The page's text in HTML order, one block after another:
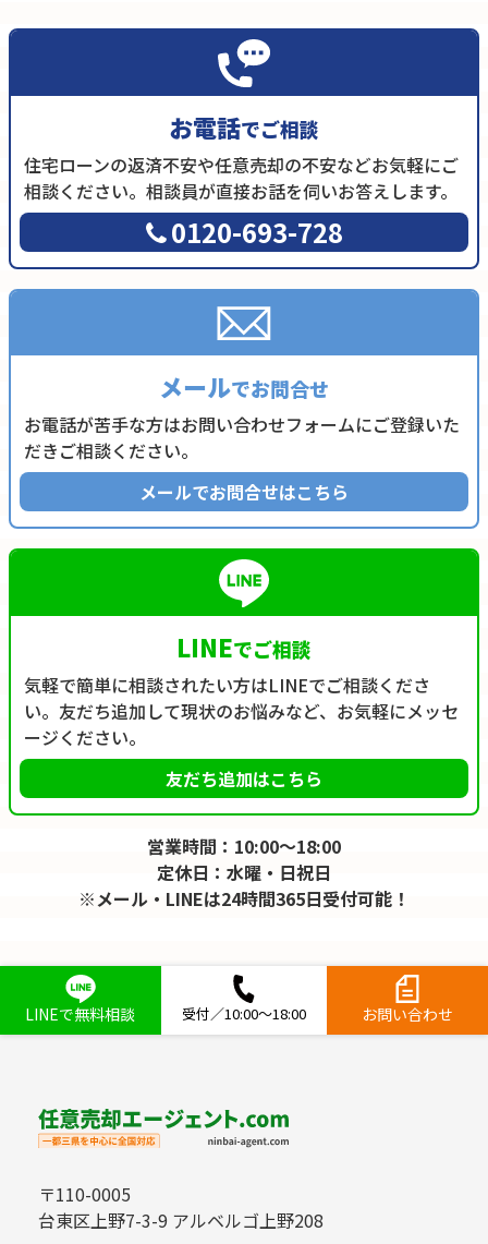
お電話でご相談
住宅ローンの返済不安や任意売却の不安などお気軽にご
相談ください。相談員が直接お話を伺いお答えします。
0120-693-728
メールでお問合せ
お電話が苦手な方はお問い合わせフォームにご登録いた
だきご相談ください。
メールでお問合せはこちら
LINEでご相談
気軽で簡単に相談されたい方はLINEでご相談くださ
い。友だち追加して現状のお悩みなど、お気軽にメッセ
ージください。
友だち追加はこちら
営業時間：10:00～18:00
定休日：水曜・日祝日
※メール・LINEは24時間365日受付可能！
LINEで無料相談 受付／10:00～18:00 お問い合わせ
〒110-0005
台東区上野7-3-9 アルベルゴ上野208